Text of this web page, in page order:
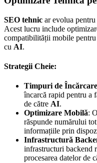
SEO tehnic ar evolua
Acest lucru include
compatibilității mobile
cu AI.
Strategii Cheie:
Timpuri de
încarcă rapid pentru a
de către AI.
Optimizare Mobilă:
răspunde numărului
informațiile prin
Infrastructură
infrastructuri backend
procesarea datelor de